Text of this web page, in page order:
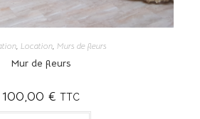
, Location, Murs de fleurs
Mur de fleurs
100,00 € TTC